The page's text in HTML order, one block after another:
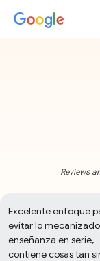
Reviews
Excelente enfoque
evitar lo
enseñanza en serie,
contiene cosas tan